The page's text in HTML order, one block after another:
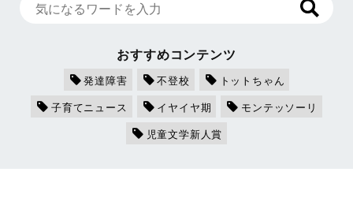
おすすめコンテンツ
発達障害 不登校
トットちゃん
子育てニュース
イヤイヤ期
モンテッソーリ
児童文学新人賞